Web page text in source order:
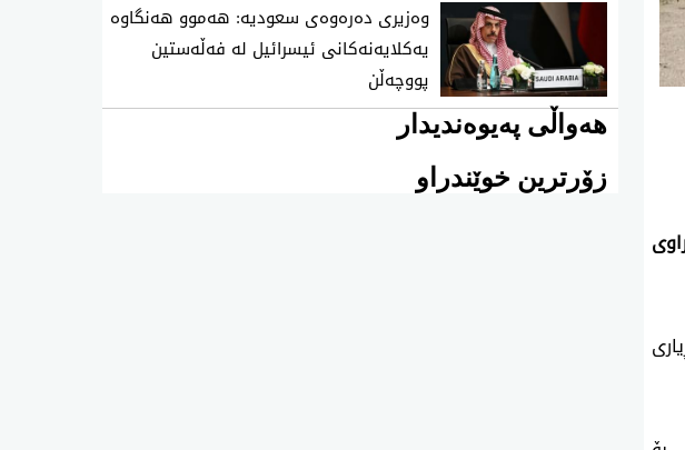
وەزیری دەرەوەی سعودیە: هەموو هەنگاوە
یەکلایەنەکانی ئیسرائیل لە فەڵەستین
پووچەڵن
هەواڵی پەیوەندیدار
زۆرترین خوێندراو